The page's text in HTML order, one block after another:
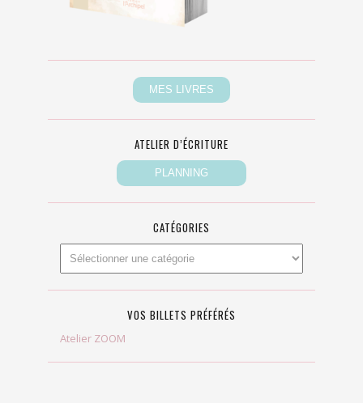
ATELIER D’ÉCRITURE
CATÉGORIES
VOS BILLETS PRÉFÉRÉS
Atelier ZOOM